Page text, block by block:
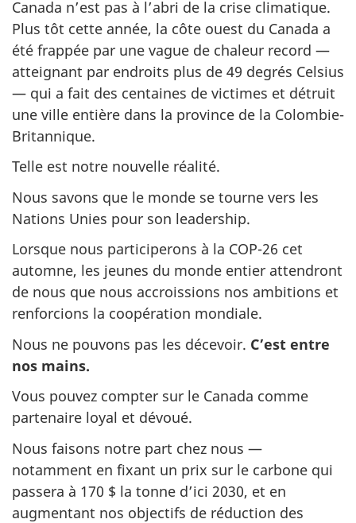
Canada n’est pas à l’abri de la crise climatique.
Plus tôt cette année, la côte ouest du Canada a
été frappée par une vague de chaleur record —
atteignant par endroits plus de 49 degrés Celsius
— qui a fait des centaines de victimes et détruit
une ville entière dans la province de la Colombie-
Britannique.
Telle est notre nouvelle réalité.
Nous savons que le monde se tourne vers les
Nations Unies pour son leadership.
Lorsque nous participerons à la COP-26 cet
automne, les jeunes du monde entier attendront
de nous que nous accroissions nos ambitions et
renforcions la coopération mondiale.
Nous ne pouvons pas les décevoir. C’est entre
nos mains.
Vous pouvez compter sur le Canada comme
partenaire loyal et dévoué.
Nous faisons notre part chez nous —
notamment en fixant un prix sur le carbone qui
passera à 170 $ la tonne d’ici 2030, et en
augmentant nos objectifs de réduction des